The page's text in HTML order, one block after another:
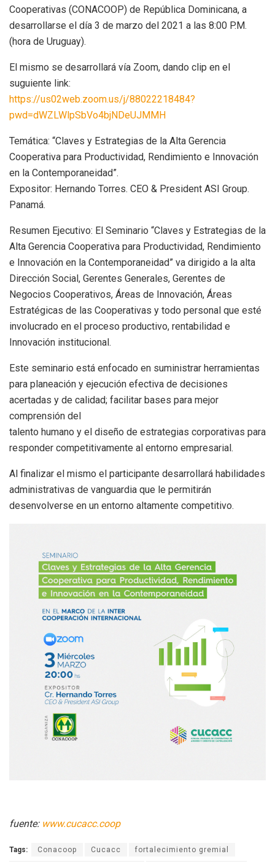
Cooperativas (CONACOOP) de República Dominicana, a
desarrollarse el día 3 de marzo del 2021 a las 8:00 P.M.
(hora de Uruguay).
El mismo se desarrollará vía Zoom, dando clip en el
suguiente link:
https://us02web.zoom.us/j/88022218484?
pwd=dWZLWlpSbVo4bjNDeUJMMH
Temática: “Claves y Estrategias de la Alta Gerencia
Cooperativa para Productividad, Rendimiento e Innovación
en la Contemporaneidad”.
Expositor: Hernando Torres. CEO & President ASI Group.
Panamá.
Resumen Ejecutivo: El Seminario “Claves y Estrategias de la
Alta Gerencia Cooperativa para Productividad, Rendimiento
e Innovación en la Contemporaneidad” va dirigido a la alta
Dirección Social, Gerentes Generales, Gerentes de
Negocios Cooperativos, Áreas de Innovación, Áreas
Estratégicas de las Cooperativas y todo personal que esté
involucrado en el proceso productivo, rentabilidad e
Innovación institucional.
Este seminario está enfocado en suministrar herramientas
para planeación y ejecución efectiva de decisiones
acertadas y de calidad; facilitar bases para mejor
comprensión del
talento humano y el diseño de estrategias corporativas para
responder competitivamente al entorno empresarial.
Al finalizar el mismo el participante desarrollará habilidades
administrativas de vanguardia que le permitirán
desenvolverse en un entorno altamente competitivo.
fuente: www.cucacc.coop
Tags: Conacoop Cucacc fortalecimiento gremial